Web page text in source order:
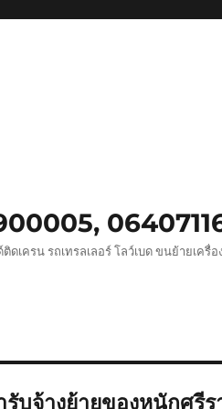
ดเครน รถเทรลเลอร์ โลว์เบด ขนย้ายเค
รับจ้างย้ายของหนักศรีร